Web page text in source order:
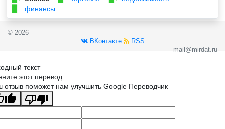
финансы
© 2026
ВКонтакте
RSS
mail@mirdat.ru
текст
этот перевод
отзыв поможет нам улучшить Google Переводчик